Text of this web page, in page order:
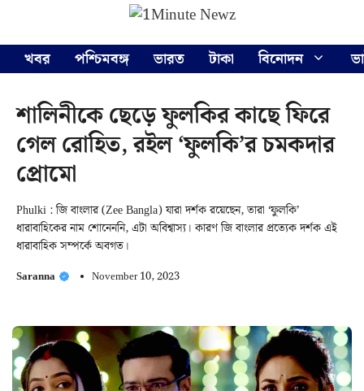
content
খবর
পশ্চিমবঙ্গ ভারত টাকা বিনোদন
শালিনীকে ছেড়ে ফুলকির কাছে ফিরে
গেল রোহিত, রইল ‘ফুলকি’র চমকদার
প্রোমো
Phulki : জি বাংলার (Zee Bangla) যারা দর্শক রয়েছেন, তারা ‘ফুলকি’
ধারাবাহিকের নাম শোনেননি, এটা অবিশ্বাস্য। কারণ জি বাংলার প্রত্যেক দর্শক এই
ধারাবাহিক সম্পর্কে অবগত।
Saranna November 10, 2023